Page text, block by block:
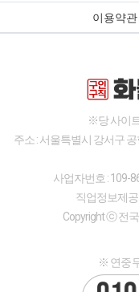
이용약관
※당 사이
주소 : 서울특별시 강서구
사업자번호 : 109-
직업정보제
Copyright ⓒ 전
※ 연중